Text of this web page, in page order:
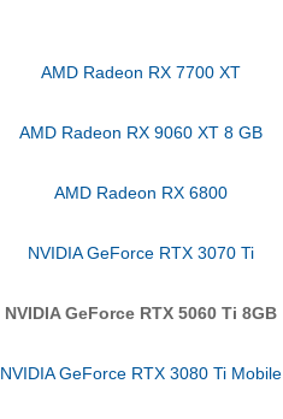
AMD Radeon RX 7700 XT
AMD Radeon RX 9060 XT 8 GB
AMD Radeon RX 6800
NVIDIA GeForce RTX 3070 Ti
NVIDIA GeForce RTX 5060 Ti 8GB
NVIDIA GeForce RTX 3080 Ti Mobile